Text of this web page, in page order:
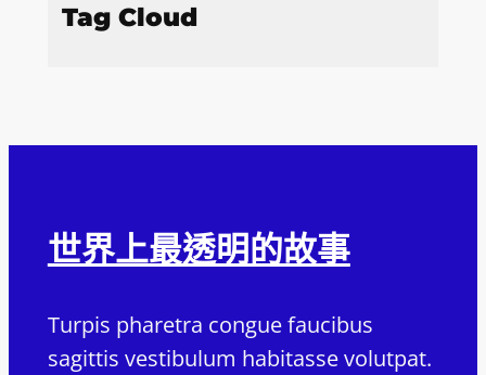
Tag Cloud
世界上最透明的故事
Turpis pharetra congue faucibus
sagittis vestibulum habitasse volutpat.